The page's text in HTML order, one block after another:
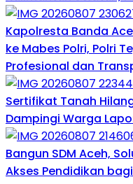
Kapolresta Banda
ke Mabes Polri, Polri
Profesional dan
Sertifikat Tanah
Dampingi Warga
Bangun SDM Aceh,
Akses Pendidikan